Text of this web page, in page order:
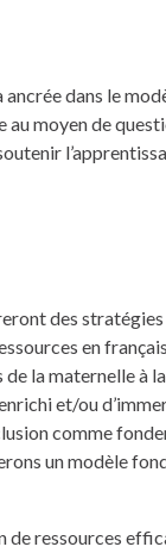
ancrée dans le
au moyen de
des
en
la maternelle à
et/ou
comme
un modèle
ressources